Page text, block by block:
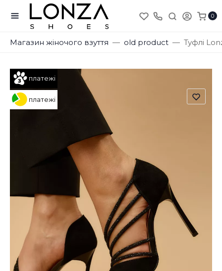
0
Магазин жіночого взуття old product Туфлі
платежі
платежі